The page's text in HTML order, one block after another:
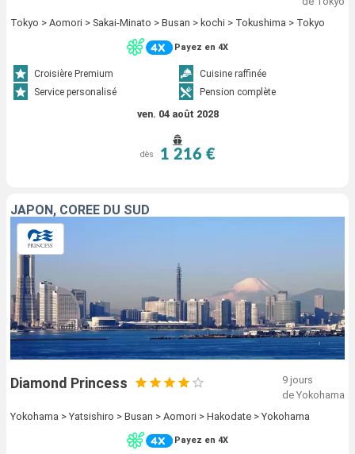
Tokyo > Aomori > Sakai-Minato > Busan > kochi > Tokushima > Tokyo
Payez en 4X
Croisière Premium
Cuisine raffinée
Service personalisé
Pension complète
ven. 04 août 2028
dès 1 216 €
JAPON, CORÉE DU SUD
Diamond Princess
9 jours
de Yokohama
Yokohama > Yatsishiro > Busan > Aomori > Hakodate > Yokohama
Payez en 4X